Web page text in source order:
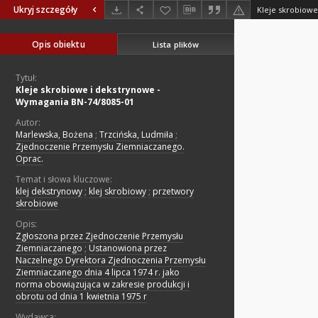
Ukryj szczegóły
Opis obiektu Lista plików
Tytuł:
Kleje skrobiowe i dekstrynowe -
Wymagania BN-74/8085-01
Autor:
Marlewska, Bożena ; Trzcińska, Ludmiła ;
Zjednoczenie Przemysłu Ziemniaczanego.
Oprac.
Temat i słowa kluczowe:
klej dekstrynowy ; klej skrobiowy ; przetwory
skrobiowe
Opis:
Zgłoszona przez Zjednoczenie Przemysłu
Ziemniaczanego ; Ustanowiona przez
Naczelnego Dyrektora Zjednoczenia Przemysłu
Ziemniaczanego dnia 4 lipca 1974 r. jako
norma obowiązująca w zakresie produkcji i
obrotu od dnia 1 kwietnia 1975 r